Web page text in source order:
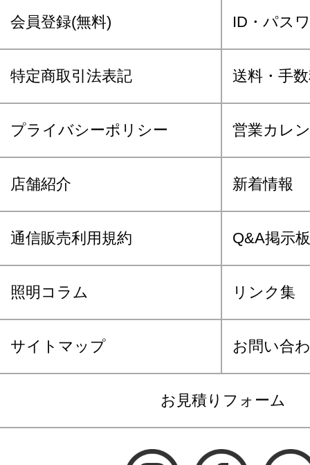
会員登録(無料) ID・パス
特定商取引法表記 送料・手
プライバシーポリシー 営業カレ
店舗紹介 新着情報
通信販売利用規約 Q&A掲示板
照明コラム リンク集
サイトマップ お問い合
お見積りフォーム